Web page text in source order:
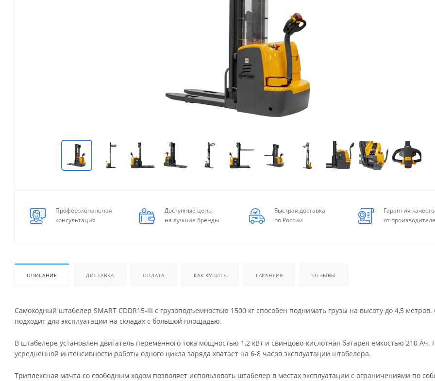
Профессиональная
консультация
Доступные цены
на лучшие бренды
Быстрая доставка
по России
Гарантия
от
ОПИСАНИЕ ДОСТАВКА ОПЛАТА КАК КУПИТЬ ГАРАНТИЯ ОТЗЫВЫ
Cамоходный штабелер SMART CDDR15-III с грузоподъемностью 1500 кг способен поднимать грузы на высоту до 4,5
подходит для эксплуатации на складах с большой площадью.
В штабелере установлен двигатель переменного тока мощностью 1,2 кВт и свинцово-кислотная батарея емкостью 210 Ач.
усредненной интенсивности работы одного цикла заряда хватает на 6-8 часов эксплуатации штабелера.
Триплексная мачта со свободным ходом позволяет использовать штабелер в местах эксплуатации с ограничениями по